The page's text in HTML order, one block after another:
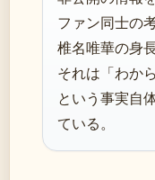
ファン同士の
椎名唯華の身
それは「わか
という事実自
ている。